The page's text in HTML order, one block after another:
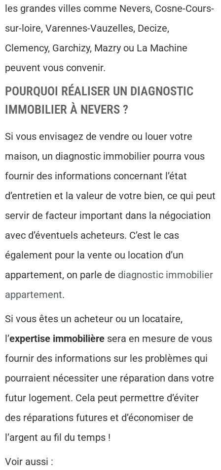
les grandes villes comme Nevers, Cosne-Cours-
sur-loire, Varennes-Vauzelles, Decize,
Clemency, Garchizy, Mazry ou La Machine
peuvent vous convenir.
POURQUOI RÉALISER UN DIAGNOSTIC
IMMOBILIER À NEVERS ?
Si vous envisagez de vendre ou louer votre
maison, un diagnostic immobilier pourra vous
fournir des informations concernant l’état
d’entretien et la valeur de votre bien, ce qui peut
servir de facteur important dans la négociation
avec d’éventuels acheteurs. C’est le cas
également pour la vente ou location d’un
appartement, on parle de diagnostic immobilier
appartement.
Si vous êtes un acheteur ou un locataire,
l’expertise immobilière sera en mesure de vous
fournir des informations sur les problèmes qui
pourraient nécessiter une réparation dans votre
futur logement. Cela peut permettre d’éviter
des réparations futures et d’économiser de
l’argent au fil du temps !
Voir aussi :